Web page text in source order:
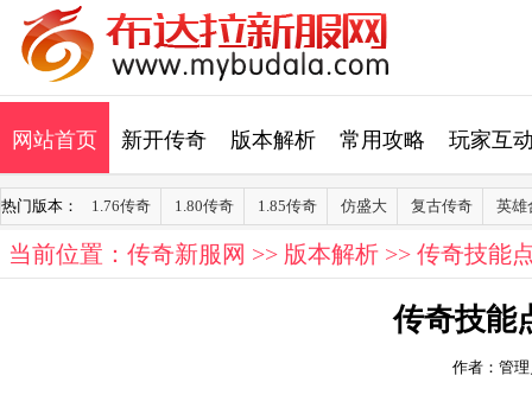
网站首页 新开传奇 版本解析 常用攻略 玩家互
热门版本： 1.76传奇 1.80传奇 1.85传奇 仿盛大 复古传奇 英雄
当前位置： 传奇新服网 >> 版本解析 >> 传奇技能
传奇技能
作者：管